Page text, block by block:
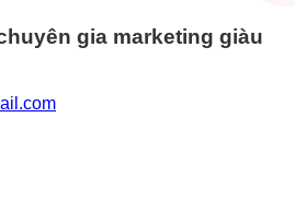
gia marketing giàu